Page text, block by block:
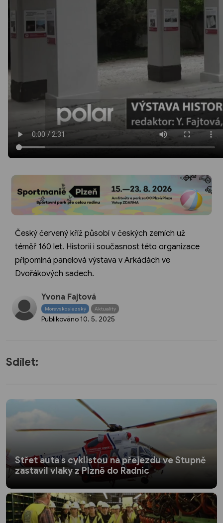
Český červený kříž působí v českých zemích už
téměř 160 let. Historii i současnost této organizace
připomíná panelová výstava v Arkádách ve
Dvořákových sadech.
Yvona Fajtová
Moravskoslezský Aktuality
Publikováno 10. 5. 2025
Sdílet:
Střet auta s cyklistou na přejezdu ve Stupně
zastavil vlaky z Plzně do Radnic